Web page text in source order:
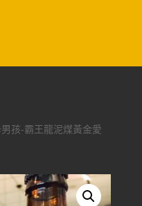
孩-霸王龍泥煤黃金愛